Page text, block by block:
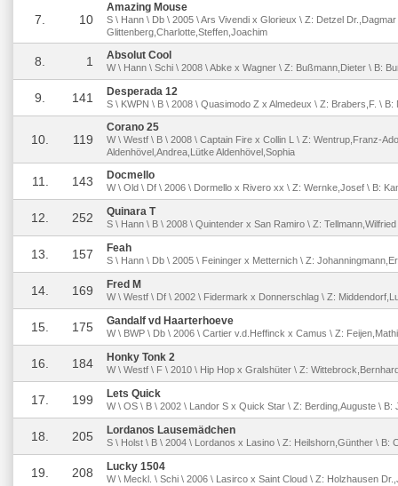
7. 10
Amazing Mouse
S \ Hann \ Db \ 2005 \ Ars Vivendi x Glorieux \ Z: Detzel Dr.,Dagmar
Glittenberg,Charlotte,Steffen,Joachim
8. 1 Absolut Cool
W \ Hann \ Schi \ 2008 \ Abke x Wagner \ Z: Bußmann,Dieter \ B:
9. 141 Desperada 12
S \ KWPN \ B \ 2008 \ Quasimodo Z x Almedeux \ Z: Brabers,F. \ B:
10. 119
Corano 25
W \ Westf \ B \ 2008 \ Captain Fire x Collin L \ Z: Wentrup,Franz-
Aldenhövel,Andrea,Lütke Aldenhövel,Sophia
11. 143 Docmello
W \ Old \ Df \ 2006 \ Dormello x Rivero xx \ Z: Wernke,Josef \ B:
12. 252 Quinara T
S \ Hann \ B \ 2008 \ Quintender x San Ramiro \ Z:
13. 157 Feah
S \ Hann \ Db \ 2005 \ Feininger x Metternich \ Z:
14. 169 Fred M
W \ Westf \ Df \ 2002 \ Fidermark x Donnerschlag \ Z:
15. 175 Gandalf vd Haarterhoeve
W \ BWP \ Db \ 2006 \ Cartier v.d.Heffinck x Camus \ Z:
16. 184 Honky Tonk 2
W \ Westf \ F \ 2010 \ Hip Hop x Gralshüter \ Z:
17. 199 Lets Quick
W \ OS \ B \ 2002 \ Landor S x Quick Star \ Z: Berding,Auguste \ B:
18. 205 Lordanos Lausemädchen
S \ Holst \ B \ 2004 \ Lordanos x Lasino \ Z: Heilshorn,Günther \ B:
19. 208 Lucky 1504
W \ Meckl. \ Schi \ 2006 \ Lasirco x Saint Cloud \ Z: Holzhausen